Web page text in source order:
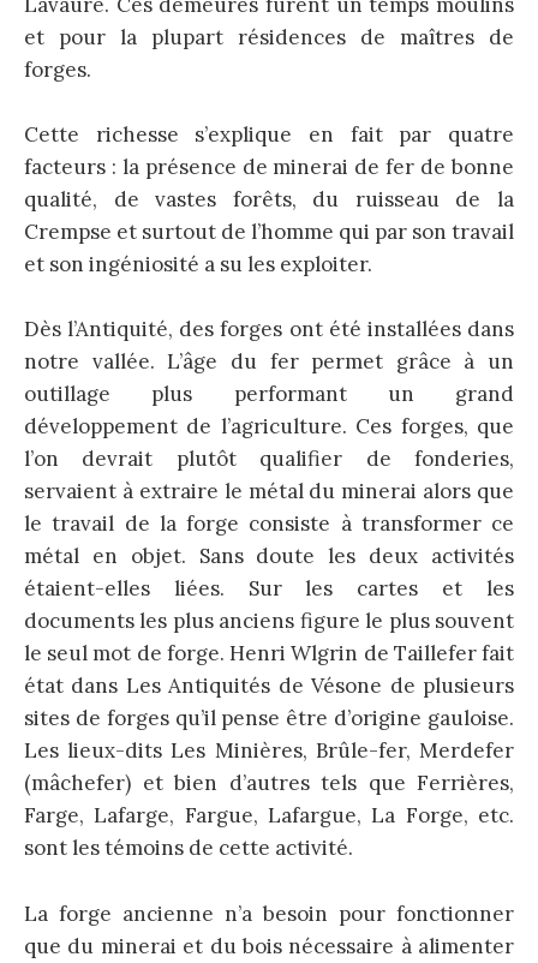
et pour la plupart résidences de maîtres de
forges.
Cette richesse s’explique en fait par quatre
facteurs : la présence de minerai de fer de bonne
qualité, de vastes forêts, du ruisseau de la
Crempse et surtout de l’homme qui par son travail
et son ingéniosité a su les exploiter.
Dès l’Antiquité, des forges ont été installées dans
notre vallée. L’âge du fer permet grâce à un
outillage plus performant un grand
développement de l’agriculture. Ces forges, que
l’on devrait plutôt qualifier de fonderies,
servaient à extraire le métal du minerai alors que
le travail de la forge consiste à transformer ce
métal en objet. Sans doute les deux acti­vités
étaient-elles liées. Sur les cartes et les
documents les plus anciens figure le plus souvent
le seul mot de forge. Henri Wlgrin de Taillefer fait
état dans Les Antiquités de Vésone de plusieurs
sites de forges qu’il pense être d’origine gauloise.
Les lieux-dits Les Minières, Brûle-fer, Merdefer
(mâchefer) et bien d’autres tels que Ferrières,
Farge, Lafarge, Fargue, Lafargue, La Forge, etc.
sont les témoins de cette activité.
La forge ancienne n’a besoin pour fonctionner
que du minerai et du bois nécessaire à alimenter